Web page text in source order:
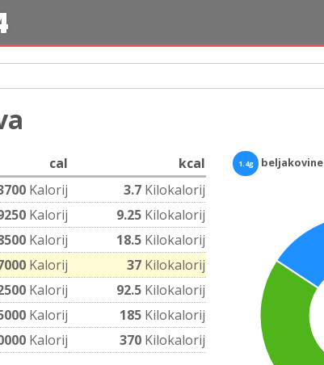
cal
kcal
Kalorij 3.7 Kilokalorij
Kalorij 9.25 Kilokalorij
Kalorij 18.5 Kilokalorij
Kalorij 37 Kilokalorij
Kalorij 92.5 Kilokalorij
Kalorij 185 Kilokalorij
Kalorij 370 Kilokalorij
1.4g beljakovine